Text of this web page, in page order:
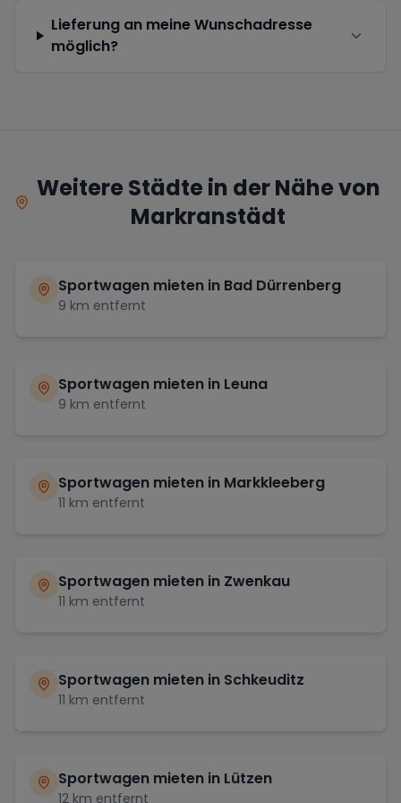
Lieferung an meine Wunschadresse
möglich?
Weitere Städte in der Nähe von
Markranstädt
Sportwagen mieten in Bad Dürrenberg
9 km entfernt
Sportwagen mieten in Leuna
9 km entfernt
Sportwagen mieten in Markkleeberg
11 km entfernt
Sportwagen mieten in Zwenkau
11 km entfernt
Sportwagen mieten in Schkeuditz
11 km entfernt
Sportwagen mieten in Lützen
12 km entfernt